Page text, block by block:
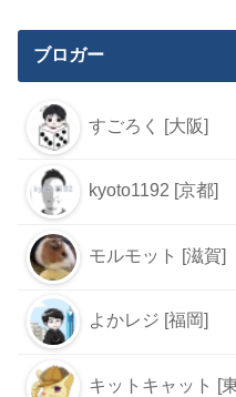
ブロガー
すごろく [大阪]
kyoto1192 [京都]
モルモット [滋賀]
よかレジ [福岡]
キットキャット [